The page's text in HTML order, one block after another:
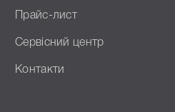
Прайс-лист
Сервісний центр
Контакти